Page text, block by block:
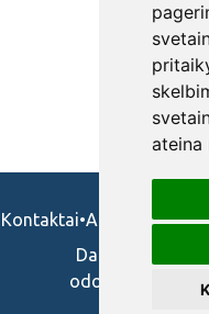
ateina
Kontaktai•Apie mus•
Darbo skelbimai
odontologams,